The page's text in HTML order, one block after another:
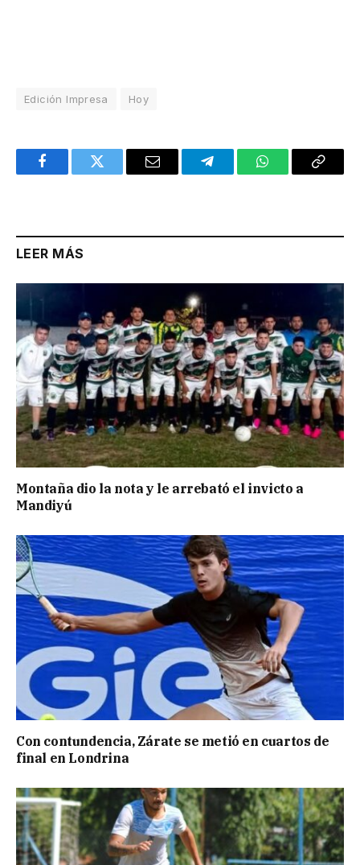
Edición Impresa Hoy
FacebookTwitter Email TelegramWhatsAppCopy
LEER MÁS
Montaña dio la nota y le arrebató el invicto a
Mandiyú
Con contundencia, Zárate se metió en cuartos de
final en Londrina